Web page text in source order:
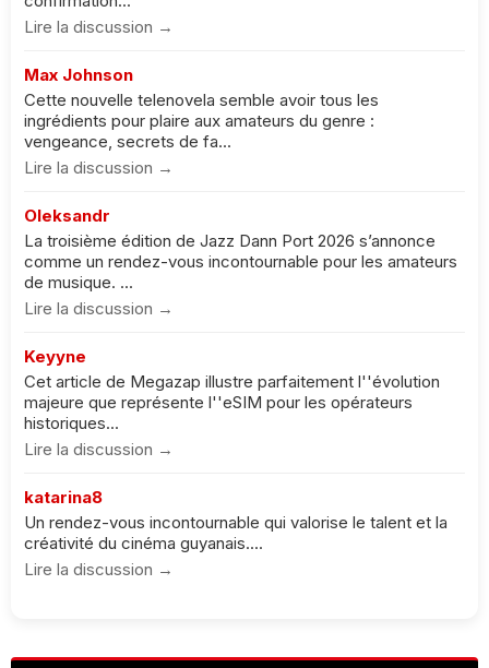
Lire la discussion →
Max Johnson
Cette nouvelle telenovela semble avoir tous les
ingrédients pour plaire aux amateurs du genre :
vengeance, secrets de fa...
Lire la discussion →
Oleksandr
La troisième édition de Jazz Dann Port 2026 s’annonce
comme un rendez-vous incontournable pour les amateurs
de musique. ...
Lire la discussion →
Keyyne
Cet article de Megazap illustre parfaitement l''évolution
majeure que représente l''eSIM pour les opérateurs
historiques...
Lire la discussion →
katarina8
Un rendez-vous incontournable qui valorise le talent et la
créativité du cinéma guyanais....
Lire la discussion →